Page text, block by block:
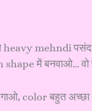
heavy mehndi पसंद
में बनवाओ… वो
color बहुत